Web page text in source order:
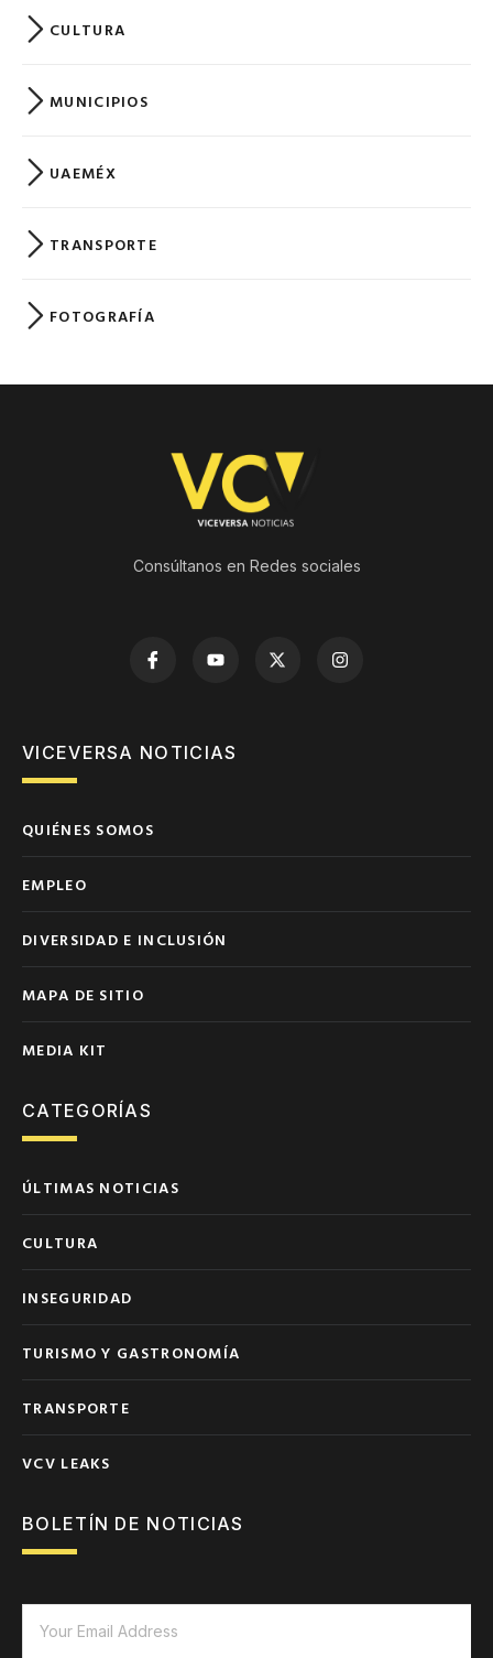
CULTURA
MUNICIPIOS
UAEMÉX
TRANSPORTE
FOTOGRAFÍA
Consúltanos en Redes sociales
VICEVERSA NOTICIAS
QUIÉNES SOMOS
EMPLEO
DIVERSIDAD E INCLUSIÓN
MAPA DE SITIO
MEDIA KIT
CATEGORÍAS
ÚLTIMAS NOTICIAS
CULTURA
INSEGURIDAD
TURISMO Y GASTRONOMÍA
TRANSPORTE
VCV LEAKS
BOLETÍN DE NOTICIAS